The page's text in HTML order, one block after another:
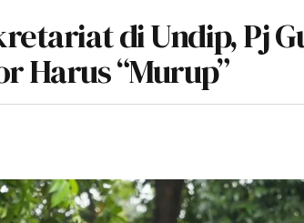
di Undip, Pj
Harus “Murup”